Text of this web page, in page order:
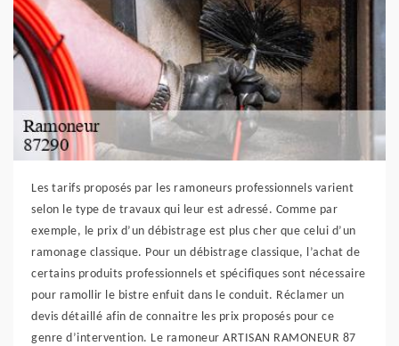
Les tarifs proposés par les ramoneurs professionnels varient
selon le type de travaux qui leur est adressé. Comme par
exemple, le prix d’un débistrage est plus cher que celui d’un
ramonage classique. Pour un débistrage classique, l’achat de
certains produits professionnels et spécifiques sont nécessaire
pour ramollir le bistre enfuit dans le conduit. Réclamer un
devis détaillé afin de connaitre les prix proposés pour ce
genre d’intervention. Le ramoneur ARTISAN RAMONEUR 87